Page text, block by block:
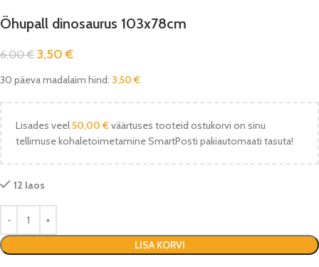
Õhupall dinosaurus 103x78cm
6,00€ 3,50€
30 päeva madalaim hind: 3,50 €
Lisades veel50,00 €väärtuses tooteid ostukorvi on sinu
tellimuse kohaletoimetamine SmartPosti pakiautomaati tasuta!
12 laos
LISA KORVI